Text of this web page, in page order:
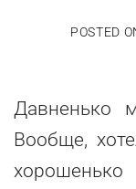
POSTED
Давненько
Вообще,